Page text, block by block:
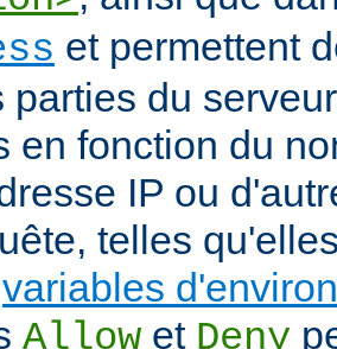
et permettent
parties du
en fonction du
IP ou
telles
variables
Allow et Deny